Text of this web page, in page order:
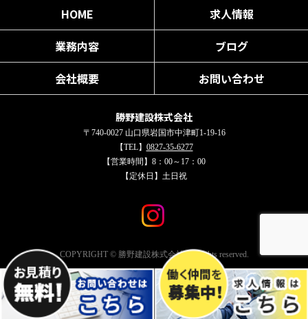
HOME
求人情報
業務内容
ブログ
会社概要
お問い合わせ
勝野建設株式会社
〒740-0027 山口県岩国市中津町1-19-16
【TEL】 0827-35-6277
【営業時間】8：00～17：00
【定休日】土日祝
COPYRIGHT © 勝野建設株式会社 All rights reserved.